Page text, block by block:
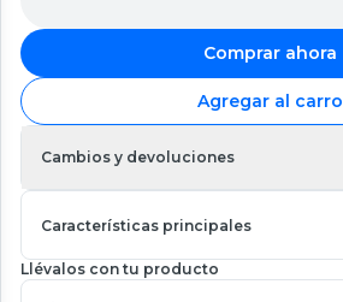
Comprar ahora
Agregar al carro
Cambios y devoluciones
Características principales
Llévalos con tu producto